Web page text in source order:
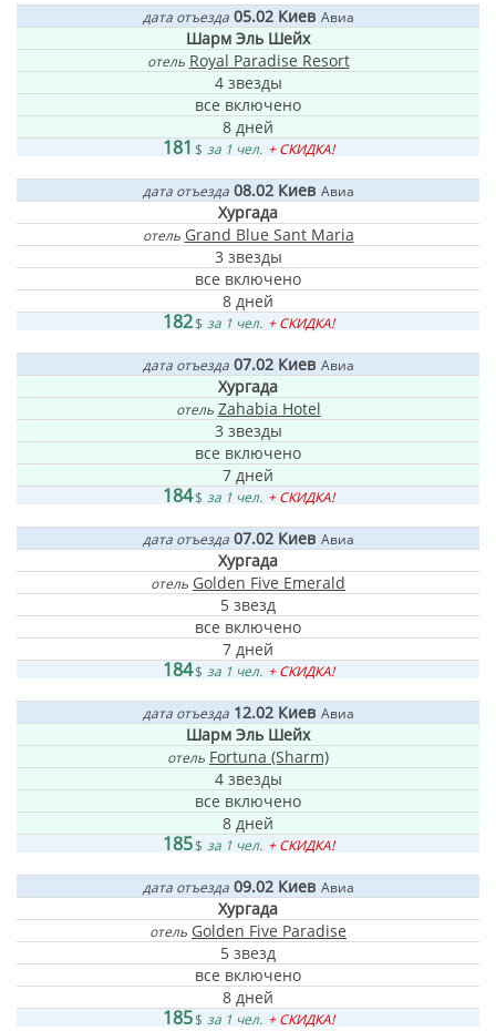
дата отъезда 05.02Киев Авиа
Шарм Эль Шейх
отель Royal Paradise Resort
4 звезды
все включено
8 дней
181 $ за 1 чел. + СКИДКА!
дата отъезда 08.02Киев Авиа
Хургада
отель Grand Blue Sant Maria
3 звезды
все включено
8 дней
182$ за 1 чел. + СКИДКА!
дата отъезда 07.02Киев Авиа
Хургада
отель Zahabia Hotel
3 звезды
все включено
7 дней
184$ за 1 чел. + СКИДКА!
дата отъезда 07.02Киев Авиа
Хургада
отель Golden Five Emerald
5 звезд
все включено
7 дней
184$ за 1 чел. + СКИДКА!
дата отъезда 12.02Киев Авиа
Шарм Эль Шейх
отель Fortuna (Sharm)
4 звезды
все включено
8 дней
185$ за 1 чел. + СКИДКА!
дата отъезда 09.02Киев Авиа
Хургада
отель Golden Five Paradise
5 звезд
все включено
8 дней
185$ за 1 чел. + СКИДКА!